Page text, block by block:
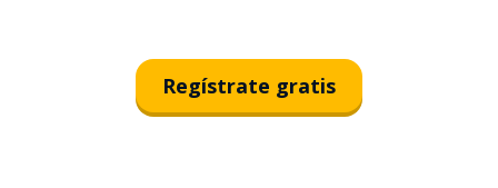
Regístrate gratis